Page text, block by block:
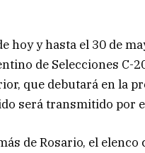
hoy y hasta el 30 de
de Selecciones C-
que debutará en la
será transmitido por
de Rosario, el